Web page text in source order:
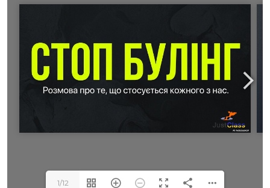
1/12